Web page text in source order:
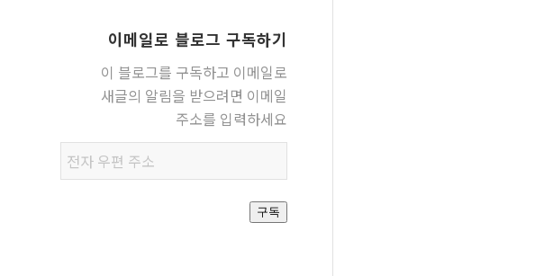
이메일로 블로그 구독하기
이 블로그를 구독하고 이메일로
새글의 알림을 받으려면 이메일
주소를 입력하세요
우편
주소
구독